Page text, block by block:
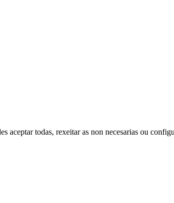
aceptar todas, rexeitar as non necesarias ou